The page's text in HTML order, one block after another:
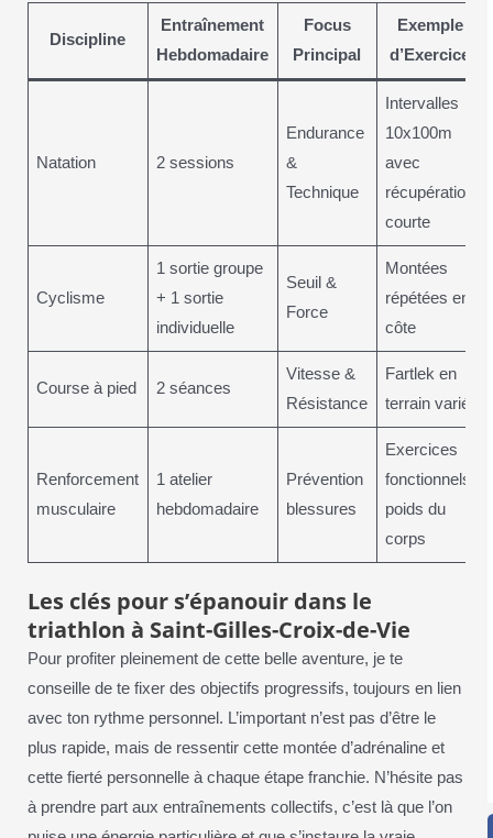
Discipline
Entraînement
Hebdomadaire
Focus
Principal
Exemple
d’Exercice
Natation 2 sessions
Endurance
&
Technique
Intervalles
10x100m
avec
récupération
courte
Cyclisme
1 sortie groupe
+ 1 sortie
individuelle
Seuil &
Force
Montées
répétées en
côte
Course à pied 2 séances
Vitesse &
Résistance
Fartlek en
terrain varié
Renforcement
musculaire
1 atelier
hebdomadaire
Prévention
blessures
Exercices
fonctionnels
poids du
corps
Les clés pour s’épanouir dans le
triathlon à Saint-Gilles-Croix-de-Vie
Pour profiter pleinement de cette belle aventure, je te
conseille de te fixer des objectifs progressifs, toujours en lien
avec ton rythme personnel. L’important n’est pas d’être le
plus rapide, mais de ressentir cette montée d’adrénaline et
cette fierté personnelle à chaque étape franchie. N’hésite pas
à prendre part aux entraînements collectifs, c’est là que l’on